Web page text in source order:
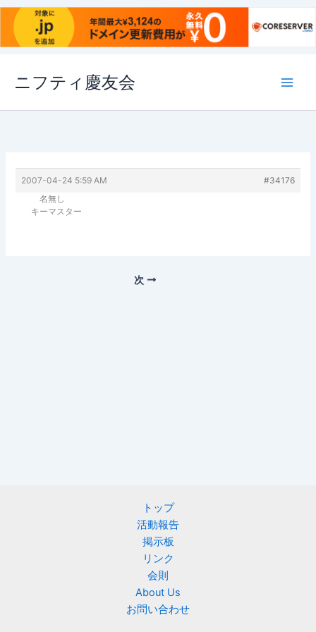
ス
ニフティ慶友会
2007-04-24 5:59 AM
#34176
名無し
キーマスター
次
トップ
活動報告
掲示板
リンク
会則
About Us
お問い合わせ